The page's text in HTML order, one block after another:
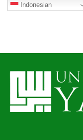
Indonesian